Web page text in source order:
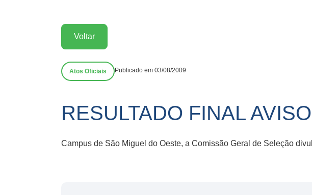
Voltar
Atos Oficiais Publicado em 03/08/2009
RESULTADO FINAL
Campus de São Miguel do Oeste, a Comissão Geral de Seleção